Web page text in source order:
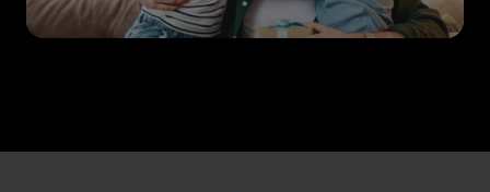
A très vite!